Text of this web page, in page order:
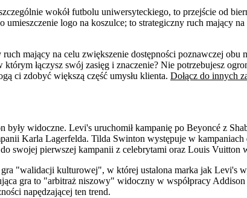
wokół futbolu uniwersyteckiego, to przejście od
umieszczenie logo na koszulce; to strategiczny ruch
mający na celu zwiększenie dostępności poznawczej
łączysz swój zasięg i znaczenie? Nie potrzebujesz
ci zdobyć większą część umysłu klienta. Dołącz do innych
były widoczne. Levi's uruchomił kampanię po Beyoncé z
Karla Lagerfelda. Tilda Swinton występuje w
swojej pierwszej kampanii z celebrytami oraz Louis Vuitton
"walidacji kulturowej", w której ustalona marka jak Levi's
gra to "arbitraż niszowy" widoczny w współpracy
napędzającej ten trend.